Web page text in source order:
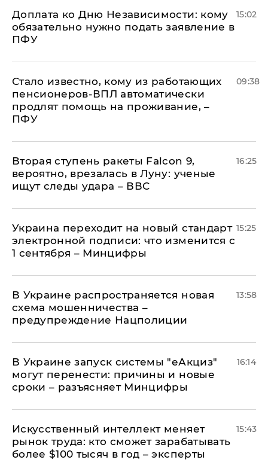
Доплата ко Дню Независимости: кому
обязательно нужно подать заявление в
ПФУ
15:02
Стало известно, кому из работающих
пенсионеров-ВПЛ автоматически
продлят помощь на проживание, –
ПФУ
09:38
Вторая ступень ракеты Falcon 9,
вероятно, врезалась в Луну: ученые
ищут следы удара – ВВС
16:25
Украина переходит на новый стандарт
электронной подписи: что изменится с
1 сентября – Минцифры
15:25
В Украине распространяется новая
схема мошенничества –
предупреждение Нацполиции
13:58
В Украине запуск системы "еАкциз"
могут перенести: причины и новые
сроки – разъясняет Минцифры
16:14
Искусственный интеллект меняет
рынок труда: кто сможет зарабатывать
более $100 тысяч в год – эксперты
15:43